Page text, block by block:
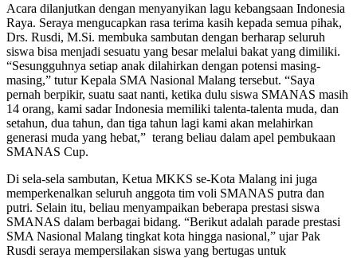
Acara dilanjutkan dengan menyanyikan lagu kebangsaan Indonesia
Raya. Seraya mengucapkan rasa terima kasih kepada semua pihak,
Drs. Rusdi, M.Si. membuka sambutan dengan berharap seluruh
siswa bisa menjadi sesuatu yang besar melalui bakat yang dimiliki.
“Sesungguhnya setiap anak dilahirkan dengan potensi masing-
masing,” tutur Kepala SMA Nasional Malang tersebut. “Saya
pernah berpikir, suatu saat nanti, ketika dulu siswa SMANAS masih
14 orang, kami sadar Indonesia memiliki talenta-talenta muda, dan
setahun, dua tahun, dan tiga tahun lagi kami akan melahirkan
generasi muda yang hebat,” terang beliau dalam apel pembukaan
SMANAS Cup.
Di sela-sela sambutan, Ketua MKKS se-Kota Malang ini juga
memperkenalkan seluruh anggota tim voli SMANAS putra dan
putri. Selain itu, beliau menyampaikan beberapa prestasi siswa
SMANAS dalam berbagai bidang. “Berikut adalah parade prestasi
SMA Nasional Malang tingkat kota hingga nasional,” ujar Pak
Rusdi seraya mempersilakan siswa yang bertugas untuk